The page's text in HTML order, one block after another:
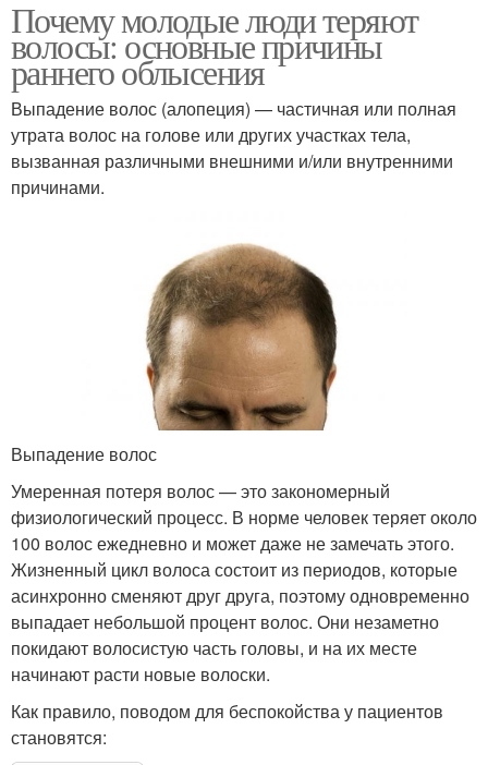
Почему молодые люди теряют
волосы: основные причины
раннего облысения
Выпадение волос (алопеция) — частичная или полная
утрата волос на голове или других участках тела,
вызванная различными внешними и/или внутренними
причинами.
Выпадение волос
Умеренная потеря волос — это закономерный
физиологический процесс. В норме человек теряет около
100 волос ежедневно и может даже не замечать этого.
Жизненный цикл волоса состоит из периодов, которые
асинхронно сменяют друг друга, поэтому одновременно
выпадает небольшой процент волос. Они незаметно
покидают волосистую часть головы, и на их месте
начинают расти новые волоски.
Как правило, поводом для беспокойства у пациентов
становятся: